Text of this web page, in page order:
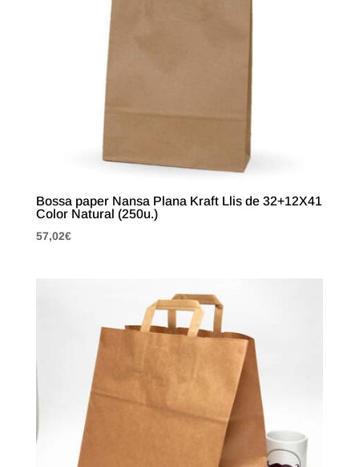
Bossa paper Nansa Plana Kraft Llis de 32+12X41
Color Natural (250u.)
57,02€